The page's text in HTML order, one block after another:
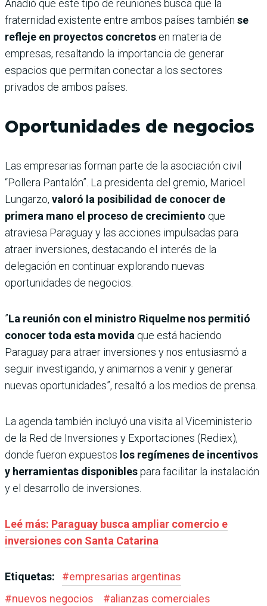
Añadió que este tipo de reuniones busca que la
fraternidad existente entre ambos países también se
refleje en proyectos concretos en materia de
empresas, resaltando la importancia de generar
espacios que permitan conectar a los sectores
privados de ambos países.
Oportunidades de negocios
Las empresarias forman parte de la asociación civil
“Pollera Pantalón”. La presidenta del gremio, Maricel
Lungarzo, valoró la posibilidad de conocer de
primera mano el proceso de crecimiento que
atraviesa Paraguay y las acciones impulsadas para
atraer inversiones, destacando el interés de la
delegación en continuar explorando nuevas
oportunidades de negocios.
”La reunión con el ministro Riquelme nos permitió
conocer toda esta movida que está haciendo
Paraguay para atraer inversiones y nos entusiasmó a
seguir investigando, y animarnos a venir y generar
nuevas oportunidades”, resaltó a los medios de prensa.
La agenda también incluyó una visita al Viceministerio
de la Red de Inversiones y Exportaciones (Rediex),
donde fueron expuestos los regímenes de incentivos
y herramientas disponiblespara facilitar la instalación
y el desarrollo de inversiones.
Leé más: Paraguay busca ampliar comercio e
inversiones con Santa Catarina
Etiquetas: #empresarias argentinas
#nuevos negocios #alianzas comerciales